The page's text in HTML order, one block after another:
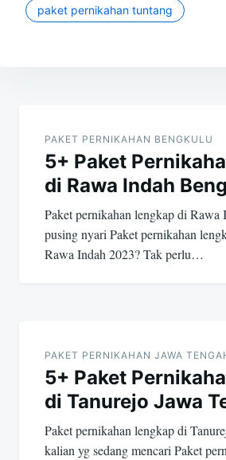
paket pernikahan tuntang
navigation
PAKET PERNIKAHAN BENGKULU
5+ Paket
di Rawa Indah
Paket pernikahan lengkap di Rawa
pusing nyari Paket pernikahan
Rawa Indah 2023? Tak perlu…
PAKET PERNIKAHAN JAWA
5+ Paket
di Tanurejo Jawa
Paket pernikahan lengkap di
kalian yg sedang mencari Paket